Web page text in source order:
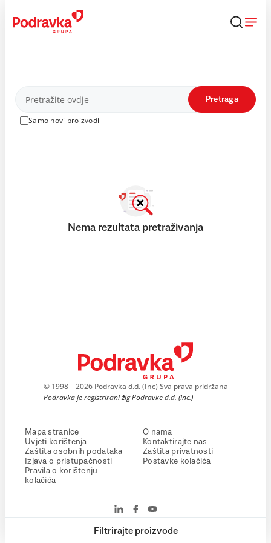
content
Proizvodi
Samo novi proizvodi
Pretraga
Filtrirajte proizvode
Nema rezultata pretraživanja
© 1998 – 2026 Podravka d.d. (Inc) Sva prava pridržana
Podravka je registrirani žig Podravke d.d. (Inc.)
Mapa stranice
Uvjeti korištenja
Zaštita osobnih podataka
Izjava o pristupačnosti
Pravila o korištenju
kolačića
O nama
Kontaktirajte nas
Zaštita privatnosti
Postavke kolačića